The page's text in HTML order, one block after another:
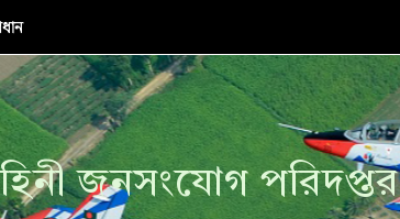
জনসংযোগ পরিদপ্তর